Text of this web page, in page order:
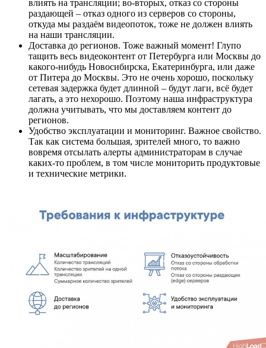
влиять на трансляции; во-вторых, отказ со стороны
раздающей – отказ одного из серверов со стороны,
откуда мы раздаём видеопоток, тоже не должен влиять
на наши трансляции.
Доставка до регионов. Тоже важный момент! Глупо
тащить весь видеоконтент от Петербурга или Москвы до
какого-нибудь Новосибирска, Екатеринбурга, или даже
от Питера до Москвы. Это не очень хорошо, поскольку
сетевая задержка будет длинной – будут лаги, всё будет
лагать, а это нехорошо. Поэтому наша инфраструктура
должна учитывать, что мы доставляем контент до
регионов.
Удобство эксплуатации и мониторинг. Важное свойство.
Так как система большая, зрителей много, то важно
вовремя отсылать алерты администраторам в случае
каких-то проблем, в том числе мониторить продуктовые
и технические метрики.